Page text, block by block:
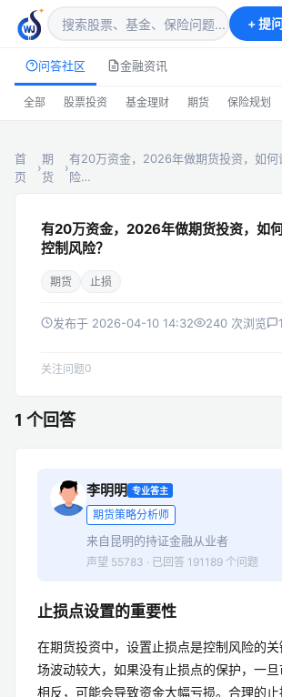
+提
问答社区 金融资讯
全部 股票投资 基金理财 期货 保险规划
首
页
›
期
货
›
有20万资金，2026年做期货投资，如何
险…
有20万资金，2026年做期货投资，如
控制风险？
期货 止损
发布于 2026-04-10 14:32 240 次浏览
关注问题0
1 个回答
李明明 专业答主
期货策略分析师
来自昆明的持证金融从业者
声望 55783 · 已回答 191189 个问题
止损点设置的重要性
在期货投资中，设置止损点是控制风险的
场波动较大，如果没有止损点的保护，一
相反，可能会导致资金大幅亏损。合理的